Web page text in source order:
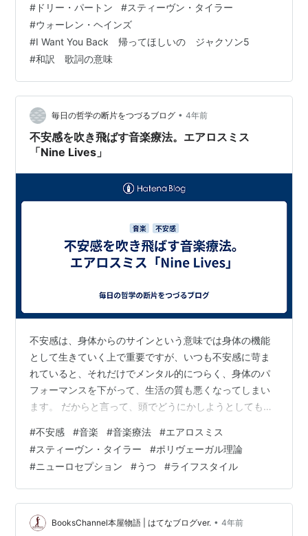
ムは、参加アーティストとその組み合わせが多彩、意
外、ですよね？ 思わずうなってしまうコンビネーション
ばかりです すごし！ 曲名を見て驚きました 本当に、こ
の３人でこの曲をやるの？？？ 楽しみです 更新 大間違
い！申し訳ありません！！！ 今回のドリー・パートンの
「I Want …
# ドリー・パートン #スティーヴン・タイラー
#ウォーレン・ヘインズ
#I Want You Back 帰ってほしいの ジャクソン5
#和訳 歌詞の意味
毎日の哲学の断片をつづるブログ • 4年前
不安感を吹き飛ばす音楽療法。エアロスミス
「Nine Lives」
不安感は、身体からのサインという意味では身体の機能
として生きていく上で重要ですが、いつも不安感に苛ま
れていると、それだけでメンタル的につらく、身体のパ
フォーマンスを下がって、生活の質も悪くなってしまい
ます。 だからと言って、頭でどうにかしようとしても、
い部分が不安を感じていますから、いくらその不安の解
決法を考えて何とかしようとしても何ともなりません。
また、不安感で頭もうつっぽく状態が悪い場合は特に、
大したことは十分に考えられません。 ポリヴェーガル理
論のポージェス先生は、知覚（パーセプション）よりニ
ューロセプションを重要視しています。ニューロセ…
#不安感 #音楽 #音楽療法 #エアロスミス
#スティーヴン・タイラー #ポリヴェーガル理論
#ニューロセプション #うつ #ライフスタイル
BooksChannel本屋物語 | はてなブログver. • 4年前